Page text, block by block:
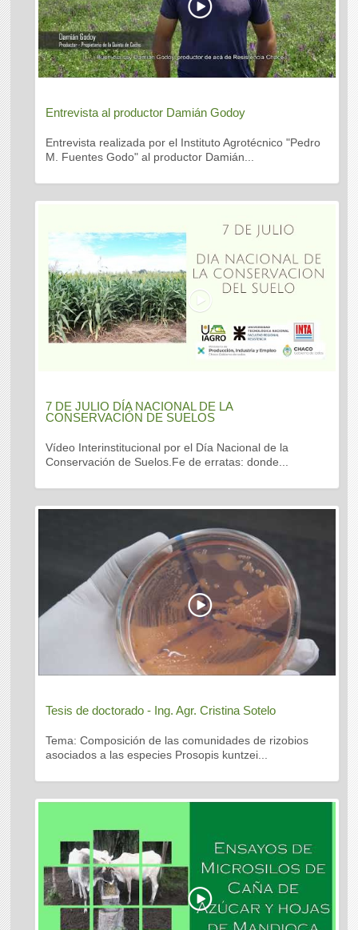
Entrevista al productor Damián Godoy
Entrevista realizada por el Instituto Agrotécnico "Pedro
M. Fuentes Godo" al productor Damián...
7 DE JULIO DÍA NACIONAL DE LA
CONSERVACIÓN DE SUELOS
Vídeo Interinstitucional por el Día Nacional de la
Conservación de Suelos.Fe de erratas: donde...
Tesis de doctorado - Ing. Agr. Cristina Sotelo
Tema: Composición de las comunidades de rizobios
asociados a las especies Prosopis kuntzei...